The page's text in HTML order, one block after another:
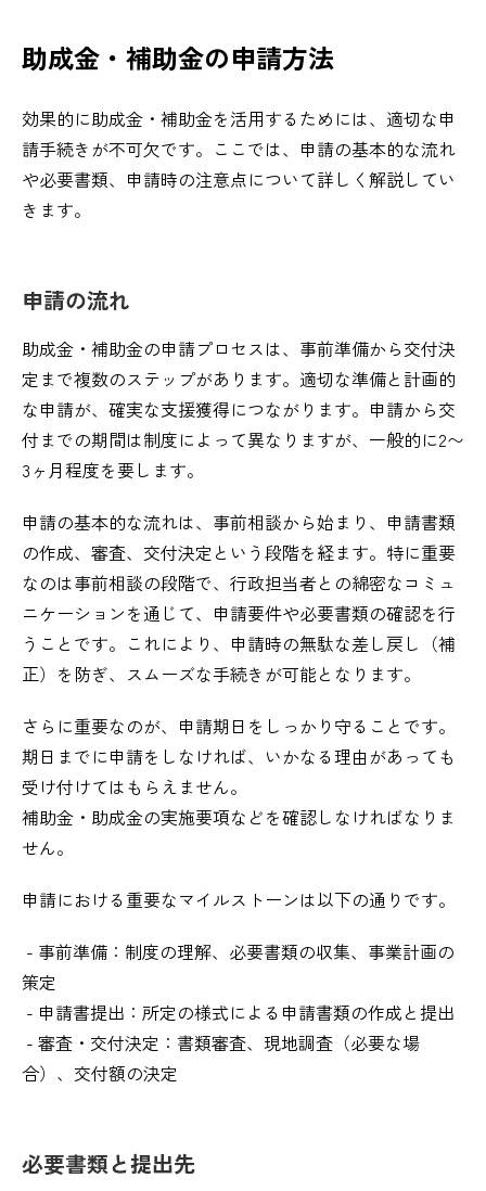
助成金・補助金の申請方法
効果的に助成金・補助金を活用するためには、適切な申
請手続きが不可欠です。ここでは、申請の基本的な流れ
や必要書類、申請時の注意点について詳しく解説してい
きます。
申請の流れ
助成金・補助金の申請プロセスは、事前準備から交付決
定まで複数のステップがあります。適切な準備と計画的
な申請が、確実な支援獲得につながります。申請から交
付までの期間は制度によって異なりますが、一般的に2〜
3ヶ月程度を要します。
申請の基本的な流れは、事前相談から始まり、申請書類
の作成、審査、交付決定という段階を経ます。特に重要
なのは事前相談の段階で、行政担当者との綿密なコミュ
ニケーションを通じて、申請要件や必要書類の確認を行
うことです。これにより、申請時の無駄な差し戻し（補
正）を防ぎ、スムーズな手続きが可能となります。
さらに重要なのが、申請期日をしっかり守ることです。
期日までに申請をしなければ、いかなる理由があっても
受け付けてはもらえません。
補助金・助成金の実施要項などを確認しなければなりま
せん。
申請における重要なマイルストーンは以下の通りです。
- 事前準備：制度の理解、必要書類の収集、事業計画の
策定
- 申請書提出：所定の様式による申請書類の作成と提出
- 審査・交付決定：書類審査、現地調査（必要な場
合）、交付額の決定
必要書類と提出先